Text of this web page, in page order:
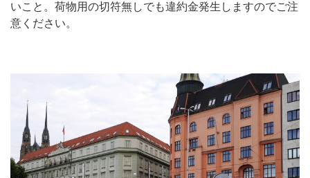
いこと。荷物用の切符無しでも違約金発生しますのでご注
意ください。